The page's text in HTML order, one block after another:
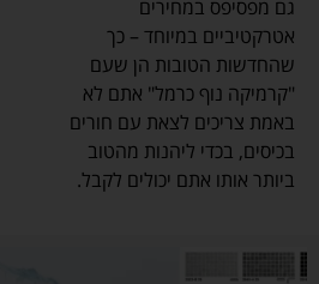
גם מפסיפס במחירים
אטרקטיביים במיוחד – כך
שהחדשות הטובות הן שעם
"קרמיקה נוף כרמל" אתם לא
באמת צריכים לצאת עם חורים
בכיסים, בכדי ליהנות מהטוב
ביותר אותו אתם יכולים לקבל.